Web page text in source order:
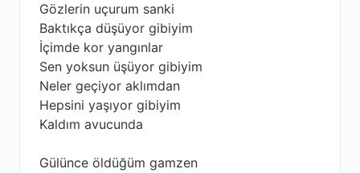
Gözlerin uçurum sanki
Baktıkça düşüyor gibiyim
İçimde kor yangınlar
Sen yoksun üşüyor gibiyim
Neler geçiyor aklımdan
Hepsini yaşıyor gibiyim
Kaldım avucunda
Gülünce öldüğüm gamzen